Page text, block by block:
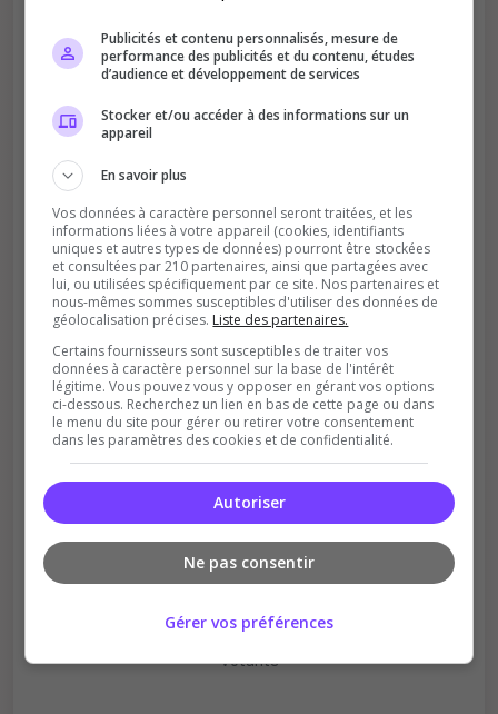
Améliore le classement
Votre vote aide le serveur à monter dans le
Soutient la communauté
Plus de visibilité = plus de joueurs
Certains serveurs offrent des bonus aux
votants
Publicités et contenu personnalisés, mesure de
performance des publicités et du contenu, études
d’audience et développement de services
Stocker et/ou accéder à des informations sur un
appareil
En savoir plus
Vos données à caractère personnel seront traitées, et les
informations liées à votre appareil (cookies, identifiants
uniques et autres types de données) pourront être stockées
et consultées par 210 partenaires, ainsi que partagées avec
lui, ou utilisées spécifiquement par ce site. Nos partenaires et
nous-mêmes sommes susceptibles d'utiliser des données de
géolocalisation précises. Liste des partenaires.
Certains fournisseurs sont susceptibles de traiter vos
données à caractère personnel sur la base de l'intérêt
légitime. Vous pouvez vous y opposer en gérant vos options
ci-dessous. Recherchez un lien en bas de cette page ou dans
le menu du site pour gérer ou retirer votre consentement
dans les paramètres des cookies et de confidentialité.
Autoriser
Ne pas consentir
Gérer vos préférences